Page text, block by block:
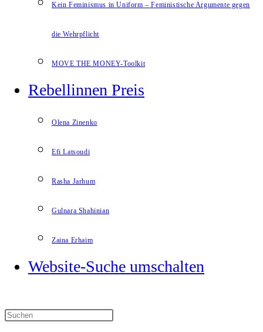
Kein Feminismus in Uniform – Feministische Argumente gegen
die Wehrpflicht
MOVE THE MONEY-Toolkit
Rebellinnen Preis
Olena Zinenko
Efi Latsoudi
Rasha Jarhum
Gulnara Shahinian
Zaina Erhaim
Website-Suche umschalten